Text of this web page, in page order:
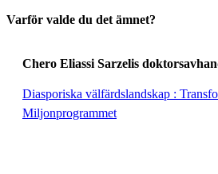
Varför valde du det ämnet?
Chero Eliassi Sarzelis
Diasporiska välfärdslandskap :
Miljonprogrammet